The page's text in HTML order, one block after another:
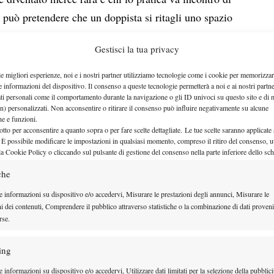
Gestisci la tua privacy
migliori esperienze, noi e i nostri partner utilizziamo tecnologie come i cookie per
informazioni del dispositivo. Il consenso a queste tecnologie permetterà a noi e ai nostri
personali come il comportamento durante la navigazione o gli ID univoci su questo sito e di
personalizzati. Non acconsentire o ritirare il consenso può influire negativamente su alcune
e funzioni.
per acconsentire a quanto sopra o per fare scelte dettagliate. Le tue scelte saranno applicate
possibile modificare le impostazioni in qualsiasi momento, compreso il ritiro del consenso,
Cookie Policy o cliccando sul pulsante di gestione del consenso nella parte inferiore dello
informazioni su dispositivo e/o accedervi, Misurare le prestazioni degli annunci, Misurare le
dei contenuti, Comprendere il pubblico attraverso statistiche o la combinazione di dati
informazioni su dispositivo e/o accedervi, Utilizzare dati limitati per la selezione della
pretendere che un doppista si ritagli uno spazio
rimangono modesti.
in campo femminile.
poco anche se una certa tendenza alla
a Martina Navratilova, tutte le più grandi giocatrici
da Maureen Connolly a Margaret Smith
Goolagong, Da Virginia Wade a Rosie Casals,
che sono tuttora le numero uno mondiali.
le eccezioni. Tracy Austin, Monica Seles, Jennifer
quasi mai giocato il doppio, così come alcune tra
Zvereva).